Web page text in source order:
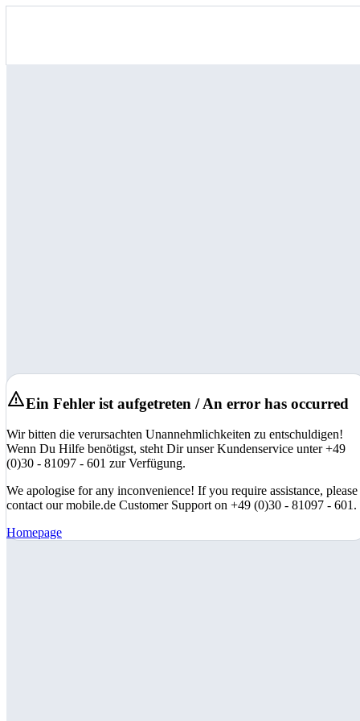
Ein Fehler ist aufgetreten / An error has occurred
Wir bitten die verursachten Unannehmlichkeiten zu entschuldigen!
Wenn Du Hilfe benötigst, steht Dir unser Kundenservice unter +49
(0)30 - 81097 - 601 zur Verfügung.
We apologise for any inconvenience! If you require assistance, please
contact our mobile.de Customer Support on +49 (0)30 - 81097 - 601.
Homepage